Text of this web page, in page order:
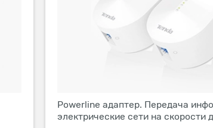
Powerline адаптер. Передача
электрические сети на скорости